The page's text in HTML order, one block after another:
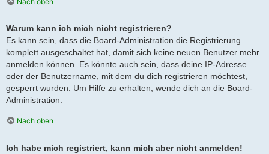
Warum kann ich mich nicht registrieren?
Es kann sein, dass die Board-Administration die Registrierung
komplett ausgeschaltet hat, damit sich keine neuen Benutzer mehr
anmelden können. Es könnte auch sein, dass deine IP-Adresse
oder der Benutzername, mit dem du dich registrieren möchtest,
gesperrt wurden. Um Hilfe zu erhalten, wende dich an die Board-
Administration.
Nach oben
Ich habe mich registriert, kann mich aber nicht anmelden!